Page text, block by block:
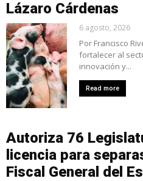
Lázaro Cárdenas
6 agosto, 2026
Por Francisco
fortalecer al
innovación y...
Read more
Autoriza 76
licencia para
Fiscal General del